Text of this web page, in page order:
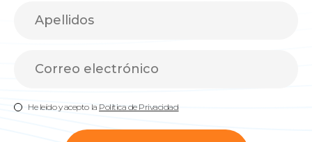
He leído y acepto la Política de Privacidad